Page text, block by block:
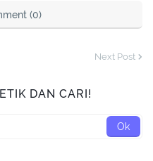
(0)
Next Post
DAN CARI!